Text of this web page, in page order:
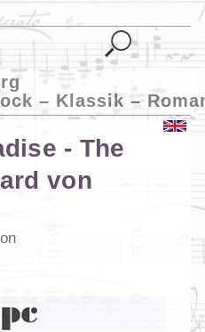
– Klassik –
- The
von